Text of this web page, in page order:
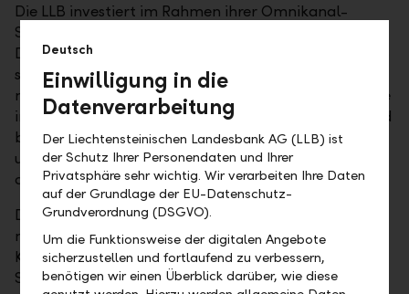
Die LLB investiert im Rahmen ihrer Omnikanal-
Strategie kontinuierlich auch in digitale Kanäle und
Dienstleistungen für ihre Kunden. So bietet die LLB ab
sofort die Möglichkeit, über das E-Banking die
neusten eBill-Services zu nutzen. Das Angebot wurde
in Kooperation mit der SIX Paynet AG umgesetzt und
bringt Kunden zahlreiche Vorteile: weniger Kosten
und Aufwand, Zeitgewinn in der Administration und
die automatische Archivierung von Rechnungen.
Die Rechnungsstellung ist über eBill ganz einfach
möglich, erleichtert Firmen die Administration und
Kontrolle der Debitoren und bietet weitere Vorteile.
So bringt der elektronische, papierlose Versand eine
Deutsch
Einwilligung in die
Datenverarbeitung
Der Liechtensteinischen Landesbank AG (LLB) ist
der Schutz Ihrer Personendaten und Ihrer
Privatsphäre sehr wichtig. Wir verarbeiten Ihre Daten
auf der Grundlage der EU-Datenschutz-
Grundverordnung (DSGVO).
Um die Funktionsweise der digitalen Angebote
sicherzustellen und fortlaufend zu verbessern,
benötigen wir einen Überblick darüber, wie diese